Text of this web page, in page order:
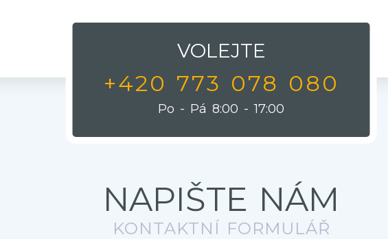
VOLEJTE
+420 773 078 080
Po - Pá 8:00 - 17:00
NAPIŠTE NÁM
KONTAKTNÍ FORMULÁŘ